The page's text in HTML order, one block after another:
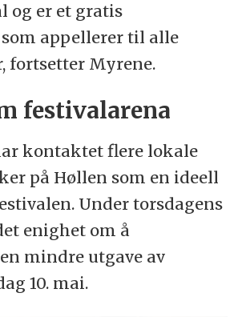
og er et gratis
appellerer til alle
fortsetter Myrene.
festivalarena
kontaktet flere lokale
på Høllen som en ideell
Under torsdagens
enighet om å
mindre utgave av
10. mai.